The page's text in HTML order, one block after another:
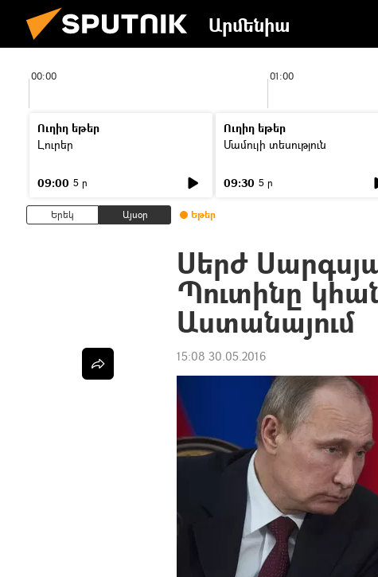
Արմենիա
00:00 01:00
Ուղիղ եթեր
Լուրեր
09:00 5 ր
Ուղիղ եթեր
Մամուլի տեսություն
09:30 5 ր
Երեկ Այսօր Եթեր
Սերժ
Պուտինը
Աստանայում
15:08 30.05.2016